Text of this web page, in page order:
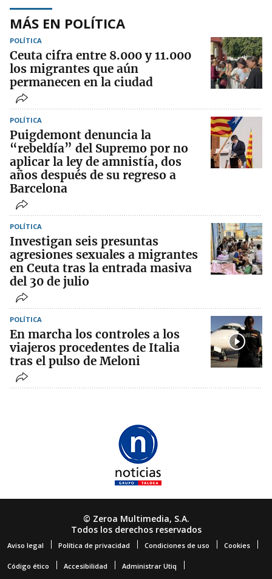
MÁS EN POLÍTICA
POLÍTICA
Ceuta cifra entre 8.000 y 11.000
los migrantes que aún
permanecen en la ciudad
POLÍTICA
Puigdemont denuncia la
“rebeldía” del Supremo por no
aplicar la ley de amnistía, dos
años después de su regreso a
Barcelona
POLÍTICA
Investigan seis presuntas
agresiones sexuales a migrantes
en Ceuta tras la entrada masiva
del 30 de julio
POLÍTICA
En marcha los controles a los
viajeros procedentes de Italia
tras el pulso de Meloni
© Zeroa Multimedia, S.A.
Todos los derechos reservados
Aviso legal Política de privacidad Condiciones de uso Cookies
Código ético Accesibilidad Administrar Utiq